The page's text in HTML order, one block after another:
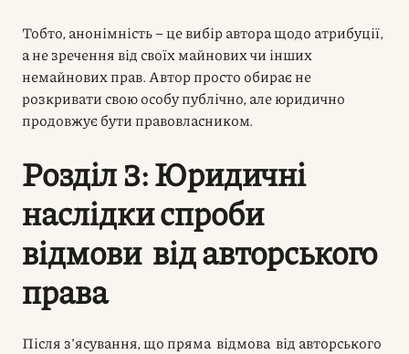
Тобто, анонімність – це вибір автора щодо атрибуції,
а не зречення від своїх майнових чи інших
немайнових прав. Автор просто обирає не
розкривати свою особу публічно, але юридично
продовжує бути правовласником.
Розділ 3: Юридичні
наслідки спроби
відмови від авторського
права
Після з’ясування, що пряма відмова від авторського